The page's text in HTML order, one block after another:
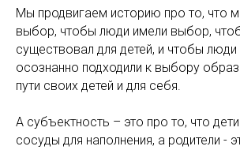
Мы продвигаем историю про то, что
выбор, чтобы люди имели выбор,
существовал для детей, и чтобы люди
осознанно подходили к выбору
пути своих детей и для себя.
А субъектность – это про то, что
сосуды для наполнения, а родители -